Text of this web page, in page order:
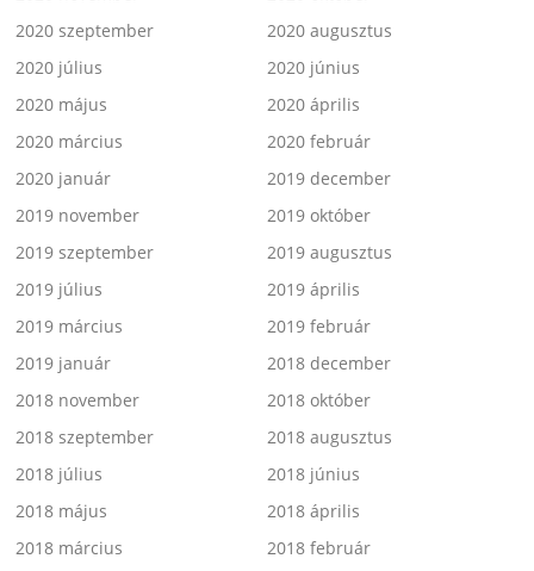
2020 szeptember
2020 augusztus
2020 július
2020 június
2020 május
2020 április
2020 március
2020 február
2020 január
2019 december
2019 november
2019 október
2019 szeptember
2019 augusztus
2019 július
2019 április
2019 március
2019 február
2019 január
2018 december
2018 november
2018 október
2018 szeptember
2018 augusztus
2018 július
2018 június
2018 május
2018 április
2018 március
2018 február